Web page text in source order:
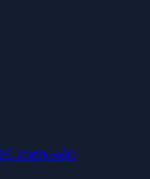
mercado